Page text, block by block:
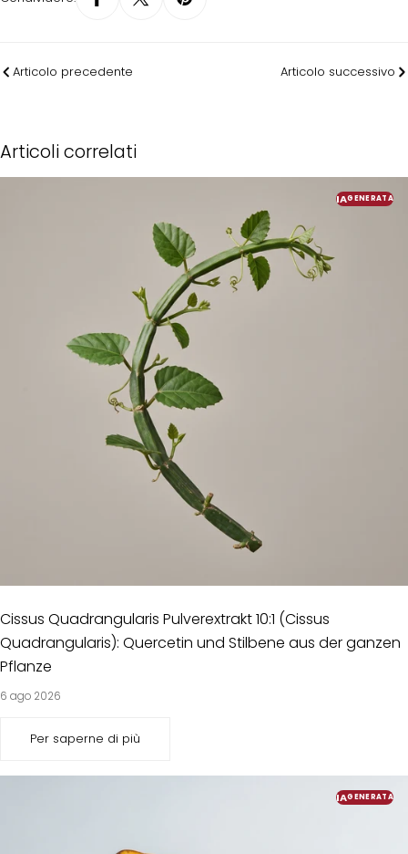
Articolo precedente Articolo successivo
Articoli correlati
IAGENERATA
Cissus Quadrangularis Pulverextrakt 10:1 (Cissus
Quadrangularis): Quercetin und Stilbene aus der ganzen
Pflanze
6 ago 2026
Per saperne di più
IAGENERATA